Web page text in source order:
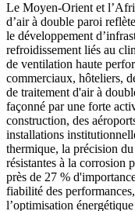
Le Moyen-Orient et
d’air à double paroi
le développement
refroidissement liés au
de ventilation haute
commerciaux, hôteliers,
de traitement d'air à
façonné par une forte
construction, des
installations
thermique, la précision
résistantes à la corrosion
près de 27 %
fiabilité des
l’optimisation